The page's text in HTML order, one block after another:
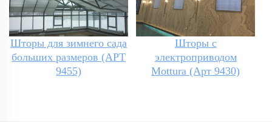
Шторы для зимнего сада
больших размеров (АРТ
9455)
Шторы с
электроприводом
Mottura (Арт 9430)